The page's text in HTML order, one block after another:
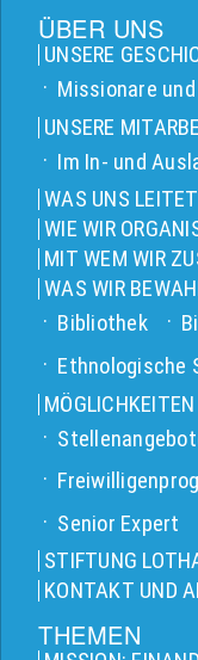
ÜBER UNS
UNSERE
Missionare
UNSERE
Im In- und
WAS UNS LEITET
WIE WIR
MIT WEM WIR
WAS WIR
Bibliothek
Ethnologische
Senior Expert
STIFTUNG
KONTAKT UND
THEMEN